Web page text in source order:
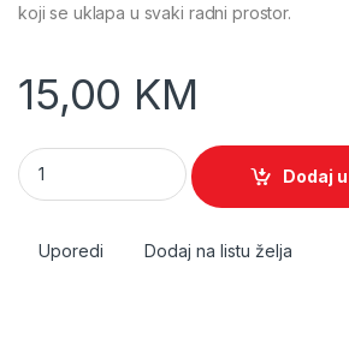
koji se uklapa u svaki radni prostor.
15,00 KM
PLATOON PL‑25 tastatura quantity
Dodaj
Uporedi Dodaj na listu želja